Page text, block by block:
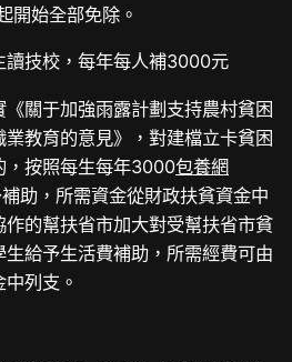
開始全部免除。
讀技校，每年每人補3000元
《關于加強雨露計劃支持農村貧困
教育的意見》，對建檔立卡貧困
，按照每生每年3000包養網
助，所需資金從財政扶貧資金中
的幫扶省市加大對受幫扶省市貧
給予生活費補助，所需經費可由
列支。